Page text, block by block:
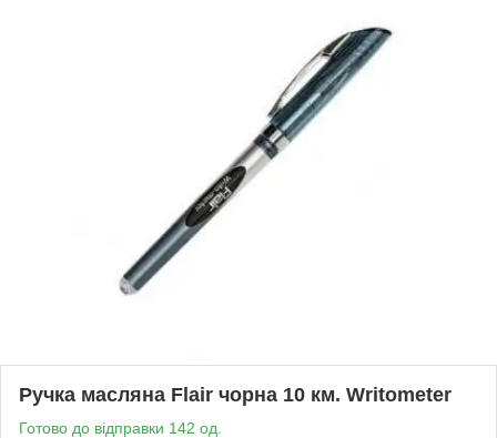
Ручка масляна Flair чорна 10 км. Writometer
Готово до відправки 142 од.